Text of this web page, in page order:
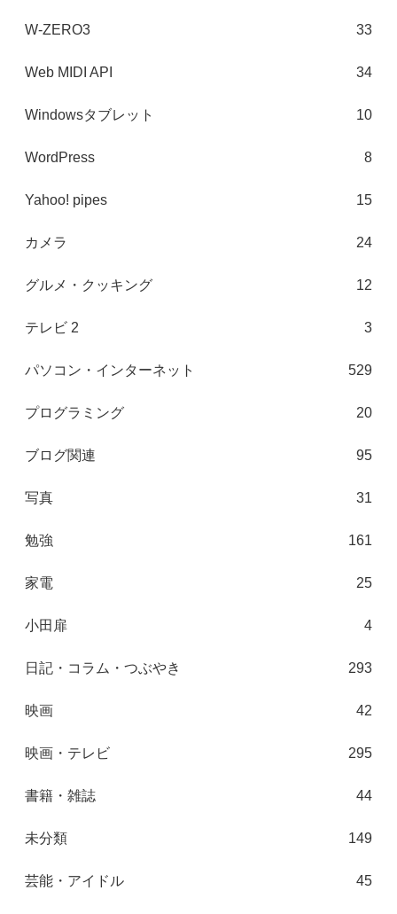
W-ZERO3 33
Web MIDI API 34
Windowsタブレット 10
WordPress 8
Yahoo! pipes 15
カメラ 24
グルメ・クッキング 12
テレビ 2 3
パソコン・インターネット 529
プログラミング 20
ブログ関連 95
写真 31
勉強 161
家電 25
小田扉 4
日記・コラム・つぶやき 293
映画 42
映画・テレビ 295
書籍・雑誌 44
未分類 149
芸能・アイドル 45